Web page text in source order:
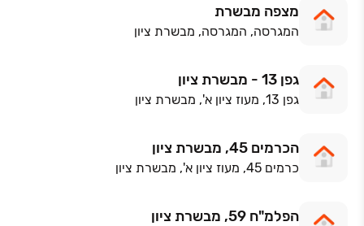
מצפה מבשרת
המגרסה, המגרסה, מבשרת ציון
גפן 13 - מבשרת ציון
גפן 13, מעוז ציון א', מבשרת ציון
הכרמים 45, מבשרת ציון
כרמים 45, מעוז ציון א', מבשרת ציון
הפלמ"ח 59, מבשרת ציון